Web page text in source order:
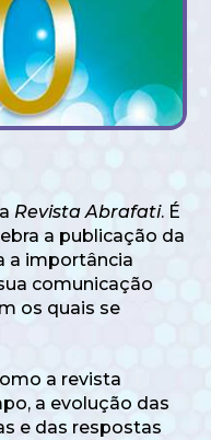
Revista Abrafati. É
a publicação da
a importância
comunicação
os quais se
a revista
a evolução das
e das respostas